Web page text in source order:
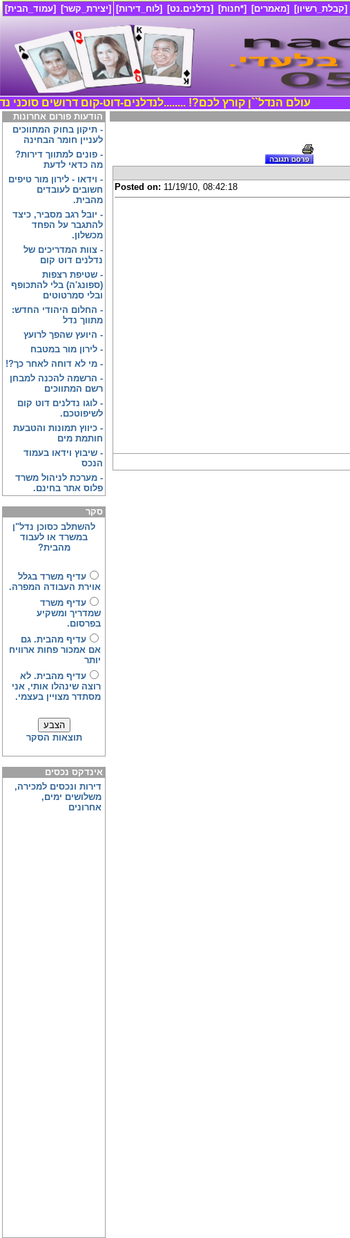
[עמוד_הבית] [יצירת_קשר] [לוח_דירות] [נדלנים.נט] [*חנות] [מאמרים] [קבלת_רשיון]
........עולם הנדל``ן קורץ לכם?! ........לנדלנים-דוט-קום דרושים סוכני
Posted on: 11/19/10, 08:42:18
הודעות פורום אחרונות
- תיקון בחוק המתווכים
לעניין חומר הבחינה
- פונים למתווך דירות?
מה כדאי לדעת
- וידאו - לירון מור טיפים
חשובים לעובדים
מהבית.
- יובל רגב מסביר, כיצד
להתגבר על הפחד
מכשלון.
- צוות המדריכים של
נדלנים דוט קום
- שטיפת רצפות
(ספונג'ה) בלי להתכופף
ובלי סמרטוטים
- החלום היהודי החדש:
מתווך נדל
- היועץ שהפך לרועץ
- לירון מור במטבח
- מי לא דוחה לאחר כך?!
- הרשמה להכנה למבחן
רשם המתווכים
- לוגו נדלנים דוט קום
לשיפוטכם.
- כיווץ תמונות והטבעת
חותמת מים
- שיבוץ וידאו בעמוד
הנכס
- מערכת לניהול משרד
פלוס אתר בחינם.
סקר
להשתלב כסוכן נדל"ן
במשרד או לעבוד
מהבית?
עדיף משרד בגלל
אוירת העבודה המפרה.
עדיף משרד
שמדריך ומשקיע
בפרסום.
עדיף מהבית. גם
אם אמכור פחות ארוויח
יותר
עדיף מהבית. לא
רוצה שינהלו אותי, אני
מסתדר מצויין בעצמי.
תוצאות הסקר
אינדקס נכסים
דירות ונכסים למכירה,
משלושים ימים,
אחרונים